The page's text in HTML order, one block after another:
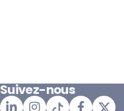
Suivez-nous